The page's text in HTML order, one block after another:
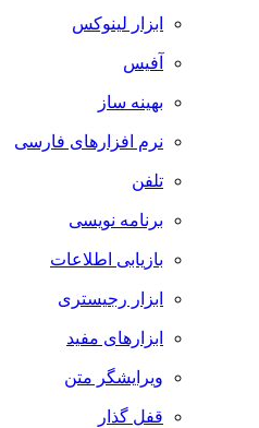
ابزار لینوکس
آفیس
بهینه ساز
نرم افزارهای فارسی
تلفن
برنامه نویسی
بازیابی اطلاعات
ابزار رجیستری
ابزارهای مفید
ویرایشگر متن
قفل گذار